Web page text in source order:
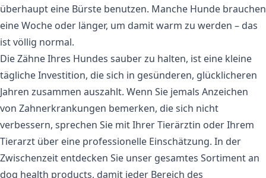
überhaupt eine Bürste benutzen. Manche Hunde brauchen
eine Woche oder länger, um damit warm zu werden – das
ist völlig normal.
Die Zähne Ihres Hundes sauber zu halten, ist eine kleine
tägliche Investition, die sich in gesünderen, glücklicheren
Jahren zusammen auszahlt. Wenn Sie jemals Anzeichen
von Zahnerkrankungen bemerken, die sich nicht
verbessern, sprechen Sie mit Ihrer Tierärztin oder Ihrem
Tierarzt über eine professionelle Einschätzung. In der
Zwischenzeit entdecken Sie unser gesamtes Sortiment an
dog health products, damit jeder Bereich des